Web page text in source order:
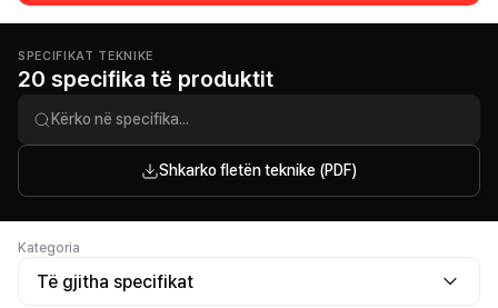
SPECIFIKAT TEKNIKE
20 specifika të produktit
Shkarko fletën teknike (PDF)
Kategoria
Të gjitha specifikat